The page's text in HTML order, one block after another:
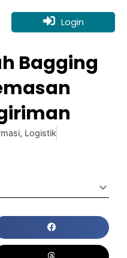
Login
Bagging
, Logistik